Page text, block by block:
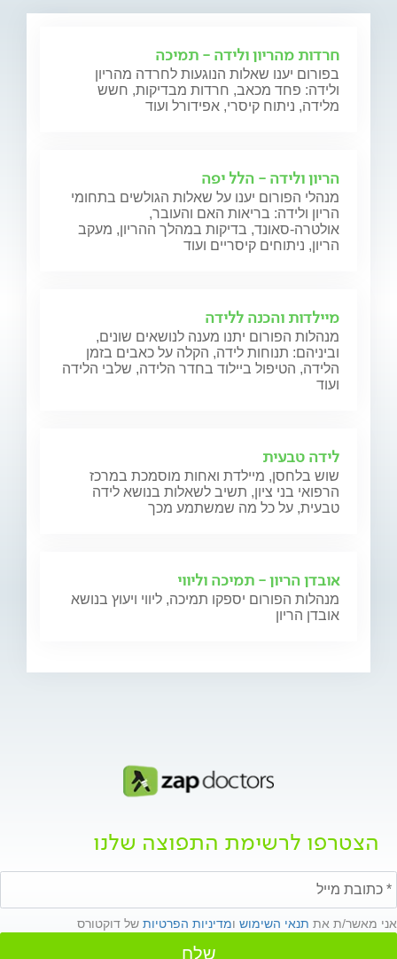
חרדות מהריון ולידה - תמיכה
בפורום יענו שאלות הנוגעות לחרדה מהריון
ולידה: פחד מכאב, חרדות מבדיקות, חשש
מלידה, ניתוח קיסרי, אפידורל ועוד
הריון ולידה - הלל יפה
מנהלי הפורום יענו על שאלות הגולשים בתחומי
הריון ולידה: בריאות האם והעובר,
אולטרה-סאונד, בדיקות במהלך ההריון, מעקב
הריון, ניתוחים קיסריים ועוד
מיילדות והכנה ללידה
מנהלות הפורום יתנו מענה לנושאים שונים,
וביניהם: תנוחות לידה, הקלה על כאבים בזמן
הלידה, הטיפול ביילוד בחדר הלידה, שלבי הלידה
ועוד
לידה טבעית
שוש בלחסן, מיילדת ואחות מוסמכת במרכז
הרפואי בני ציון, תשיב לשאלות בנושא לידה
טבעית, על כל מה שמשתמע מכך
אובדן הריון - תמיכה וליווי
מנהלות הפורום יספקו תמיכה, ליווי ויעוץ בנושא
אובדן הריון
הצטרפו לרשימת התפוצה שלנו
אני מאשר/ת את תנאי השימוש ומדיניות הפרטיות של דוקטורס
שלח